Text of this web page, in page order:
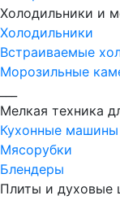
Холодильники и
Холодильники
Встраиваемые
Морозильные
Мелкая техника
Кухонные машины
Мясорубки
Блендеры
Плиты и духовые